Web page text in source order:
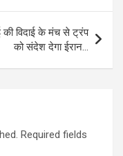
की विदाई के मंच से ट्रंप
को संदेश देगा ईरान…
Required fields